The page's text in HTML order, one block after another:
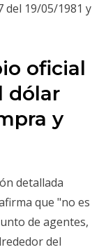
del 19/05/1981 y
oficial
dólar
y
detallada
que "no es
de agentes,
del